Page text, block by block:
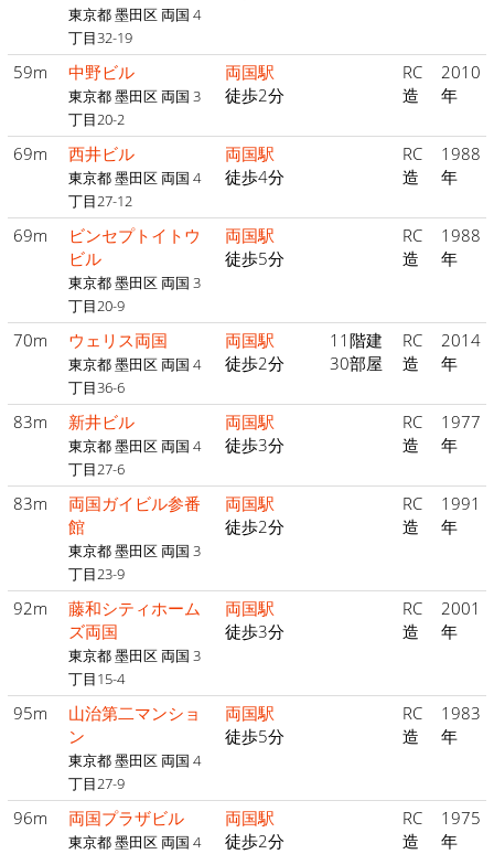
東京都 墨田区 両国 4
丁目32-19
59m 中野ビル
東京都 墨田区 両国 3
丁目20-2
両国駅
徒歩2分
RC
造
2010
年
69m 西井ビル
東京都 墨田区 両国 4
丁目27-12
両国駅
徒歩4分
RC
造
1988
年
69m
ビンセプトイトウ
ビル
東京都 墨田区 両国 3
丁目20-9
両国駅
徒歩5分
RC
造
1988
年
70m ウェリス両国
東京都 墨田区 両国 4
丁目36-6
両国駅
徒歩2分
11階建
30部屋
RC
造
2014
年
83m 新井ビル
東京都 墨田区 両国 4
丁目27-6
両国駅
徒歩3分
RC
造
1977
年
83m
両国ガイビル参番
館
東京都 墨田区 両国 3
丁目23-9
両国駅
徒歩2分
RC
造
1991
年
92m
藤和シティホーム
ズ両国
東京都 墨田区 両国 3
丁目15-4
両国駅
徒歩3分
RC
造
2001
年
95m
山治第二マンショ
ン
東京都 墨田区 両国 4
丁目27-9
両国駅
徒歩5分
RC
造
1983
年
96m 両国プラザビル
東京都 墨田区 両国 4
両国駅
徒歩2分
RC
造
1975
年